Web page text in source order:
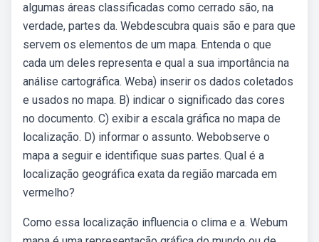
algumas áreas classificadas como cerrado são, na
verdade, partes da. Webdescubra quais são e para que
servem os elementos de um mapa. Entenda o que
cada um deles representa e qual a sua importância na
análise cartográfica. Weba) inserir os dados coletados
e usados no mapa. B) indicar o significado das cores
no documento. C) exibir a escala gráfica no mapa de
localização. D) informar o assunto. Webobserve o
mapa a seguir e identifique suas partes. Qual é a
localização geográfica exata da região marcada em
vermelho?
Como essa localização influencia o clima e a. Webum